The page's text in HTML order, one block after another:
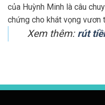
của Huỳnh Minh là câu
chứng cho khát vọng vươn
Xem thêm: rút